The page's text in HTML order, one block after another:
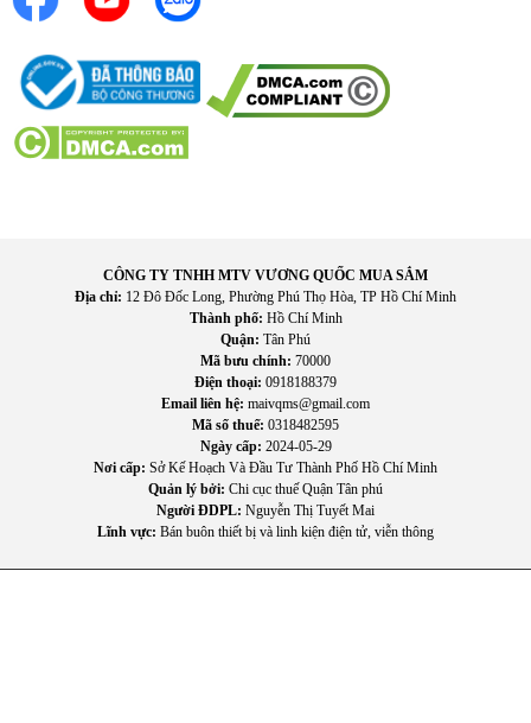
CÔNG TY TNHH MTV VƯƠNG QUỐC MUA SẮM
Địa chỉ: 12 Đô Đốc Long, Phường Phú Thọ Hòa, TP Hồ Chí Minh
Thành phố: Hồ Chí Minh
Quận: Tân Phú
Mã bưu chính: 70000
Điện thoại: 0918188379
Email liên hệ: maivqms@gmail.com
Mã số thuế: 0318482595
Ngày cấp: 2024-05-29
Nơi cấp: Sở Kế Hoạch Và Đầu Tư Thành Phố Hồ Chí Minh
Quản lý bởi: Chi cục thuế Quận Tân phú
Người ĐDPL: Nguyễn Thị Tuyết Mai
Lĩnh vực: Bán buôn thiết bị và linh kiện điện tử, viễn thông